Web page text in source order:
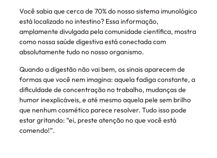
Você sabia que cerca de 70% do nosso sistema imunológico
está localizado no intestino? Essa informação,
amplamente divulgada pela comunidade científica, mostra
como nossa saúde digestiva está conectada com
absolutamente tudo no nosso organismo.
Quando a digestão não vai bem, os sinais aparecem de
formas que você nem imagina: aquela fadiga constante, a
dificuldade de concentração no trabalho, mudanças de
humor inexplicáveis, e até mesmo aquela pele sem brilho
que nenhum cosmético parece resolver. Tudo isso pode
estar gritando: “ei, preste atenção no que você está
comendo!”.